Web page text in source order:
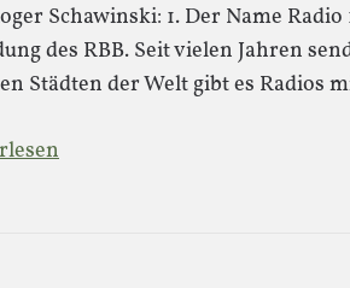
Schawinski: 1. Der Name
des RBB. Seit vielen Jahren
Städten der Welt gibt es Radios